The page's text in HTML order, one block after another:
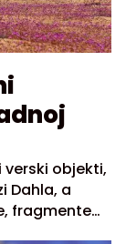
objekti,
Dahla, a
fragmente